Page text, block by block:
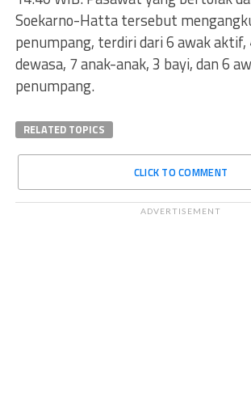
Soekarno-Hatta tersebut
penumpang, terdiri dari 6 awak aktif,
dewasa, 7 anak-anak, 3 bayi, dan 6
penumpang.
RELATED TOPICS
CLICK TO COMMENT
ADVERTISEMENT